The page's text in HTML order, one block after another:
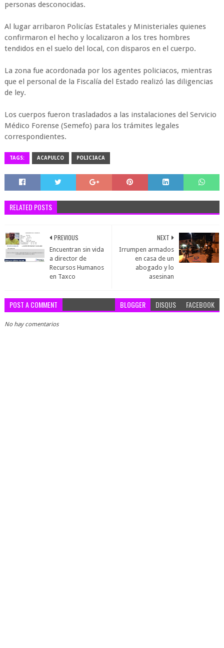
personas desconocidas.
Al lugar arribaron Policías Estatales y Ministeriales quienes
confirmaron el hecho y localizaron a los tres hombres
tendidos en el suelo del local, con disparos en el cuerpo.
La zona fue acordonada por los agentes policiacos, mientras
que el personal de la Fiscalía del Estado realizó las diligencias
de ley.
Los cuerpos fueron trasladados a las instalaciones del Servicio
Médico Forense (Semefo) para los trámites legales
correspondientes.
TAGS: ACAPULCO POLICIACA
RELATED POSTS
NEXT
Irrumpen armados
en casa de un
abogado y lo
asesinan
PREVIOUS
Encuentran sin vida
a director de
Recursos Humanos
en Taxco
POST A COMMENT BLOGGER DISQUS FACEBOOK
No hay comentarios